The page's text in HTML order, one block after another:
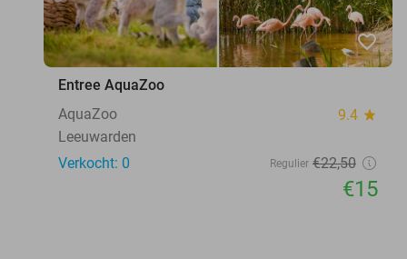
favorite_border
Entree AquaZoo
AquaZoo
9.4 star
Leeuwarden
Verkocht: 0
Regulier €22,50
€15